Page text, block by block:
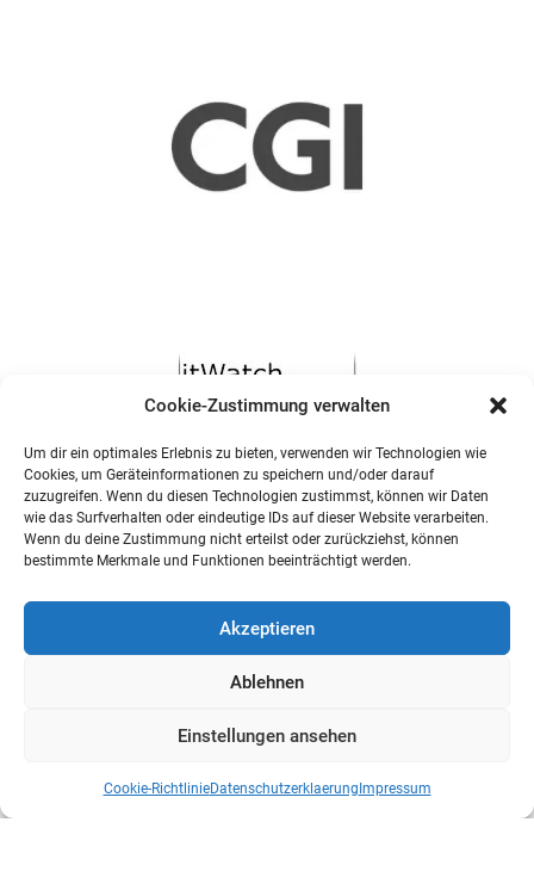
Cookie-Zustimmung verwalten
Um dir ein optimales Erlebnis zu bieten, verwenden wir Technologien wie
Cookies, um Geräteinformationen zu speichern und/oder darauf
zuzugreifen. Wenn du diesen Technologien zustimmst, können wir Daten
wie das Surfverhalten oder eindeutige IDs auf dieser Website verarbeiten.
Wenn du deine Zustimmung nicht erteilst oder zurückziehst, können
bestimmte Merkmale und Funktionen beeinträchtigt werden.
Akzeptieren
Ablehnen
Einstellungen ansehen
Cookie-RichtlinieDatenschutzerklaerung Impressum